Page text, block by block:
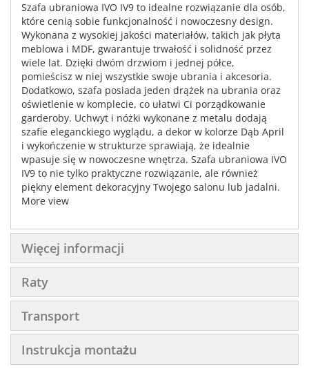
Szafa ubraniowa IVO IV9 to idealne rozwiązanie dla osób,
które cenią sobie funkcjonalność i nowoczesny design.
Wykonana z wysokiej jakości materiałów, takich jak płyta
meblowa i MDF, gwarantuje trwałość i solidność przez
wiele lat. Dzięki dwóm drzwiom i jednej półce,
pomieścisz w niej wszystkie swoje ubrania i akcesoria.
Dodatkowo, szafa posiada jeden drążek na ubrania oraz
oświetlenie w komplecie, co ułatwi Ci porządkowanie
garderoby. Uchwyt i nóżki wykonane z metalu dodają
szafie eleganckiego wyglądu, a dekor w kolorze Dąb April
i wykończenie w strukturze sprawiają, że idealnie
wpasuje się w nowoczesne wnętrza. Szafa ubraniowa IVO
IV9 to nie tylko praktyczne rozwiązanie, ale również
piękny element dekoracyjny Twojego salonu lub jadalni.
More view
Więcej informacji
Raty
Transport
Instrukcja montażu